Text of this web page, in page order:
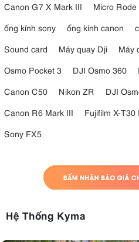
Canon G7 X Mark III
Micro Rode
ống kính sony
ống kính canon
Sound card
Máy quay Dji Máy
Osmo Pocket 3
DJI Osmo 360
Canon C50
Nikon ZR DJI
Canon R6 Mark III
Fujifilm X-T30
Sony FX5
Hệ Thống Kyma